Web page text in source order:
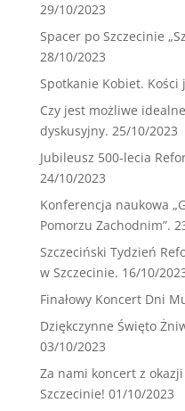
29/10/2023
Spacer po Szczecinie
28/10/2023
Spotkanie Kobiet. Kości
Czy jest możliwe
dyskusyjny. 25/10/2023
Jubileusz 500-lecia
24/10/2023
Konferencja naukowa
Pomorzu Zachodnim”.
Szczeciński Tydzień
w Szczecinie. 16/10/
Finałowy Koncert Dni
Dziękczynne Święto
03/10/2023
Za nami koncert z
Szczecinie! 01/10/2023